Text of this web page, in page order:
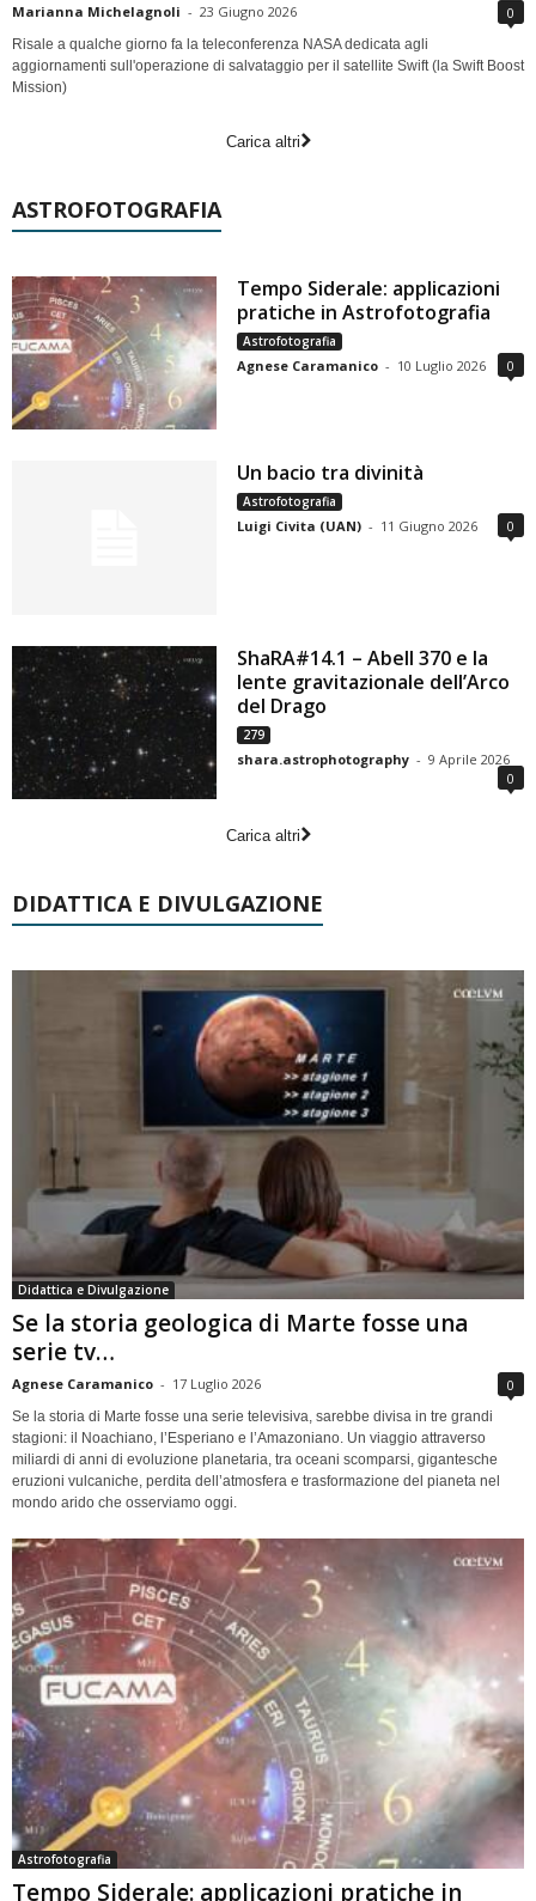
Marianna Michelagnoli - 23 Giugno 2026 0
Risale a qualche giorno fa la teleconferenza NASA dedicata agli
aggiornamenti sull'operazione di salvataggio per il satellite Swift (la Swift Boost
Mission)
Carica altri
ASTROFOTOGRAFIA
Tempo Siderale: applicazioni
pratiche in Astrofotografia
Astrofotografia
Agnese Caramanico - 10 Luglio 2026 0
Un bacio tra divinità
Astrofotografia
Luigi Civita (UAN) - 11 Giugno 2026 0
ShaRA#14.1 – Abell 370 e la
lente gravitazionale dell’Arco
del Drago
279
shara.astrophotography - 9 Aprile 2026
0
Carica altri
DIDATTICA E DIVULGAZIONE
Didattica e Divulgazione
Se la storia geologica di Marte fosse una
serie tv…
Agnese Caramanico - 17 Luglio 2026 0
Se la storia di Marte fosse una serie televisiva, sarebbe divisa in tre grandi
stagioni: il Noachiano, l’Esperiano e l’Amazoniano. Un viaggio attraverso
miliardi di anni di evoluzione planetaria, tra oceani scomparsi, gigantesche
eruzioni vulcaniche, perdita dell’atmosfera e trasformazione del pianeta nel
mondo arido che osserviamo oggi.
Astrofotografia
Tempo Siderale: applicazioni pratiche in